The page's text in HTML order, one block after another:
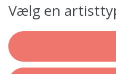
Vælg en